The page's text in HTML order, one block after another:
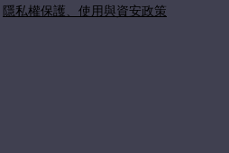
隱私權保護、使用與資安政策